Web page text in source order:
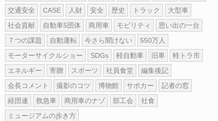
交通安全
CASE 人財 安全 歴史 トラック
大型車
社会貢献
自動車5団体 商用車 モビリティ
思い出の一台
７つの課題
自動運転 今さら聞けない
550万人
モーターサイクルショー
SDGs 軽自動車 旧車
軽トラ市
エネルギー
寄贈 スポーツ 社員食堂
編集後記
会長コメント
撮影のコツ 博物館 サポカー
記者の窓
経団連
救急車 商用車のナゾ 部工会
社食
ミュージアムの歩き方